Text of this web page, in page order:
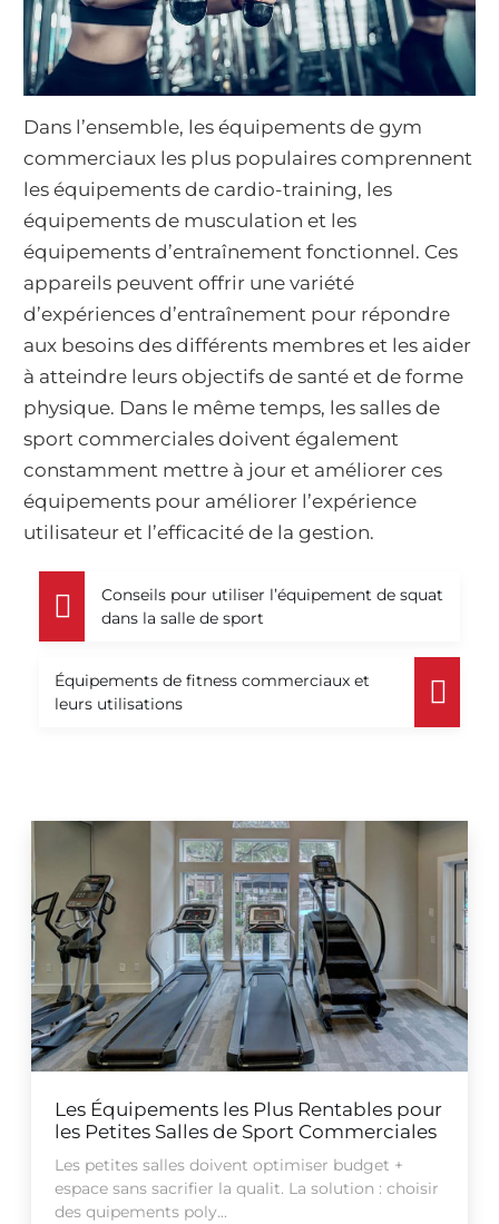
Dans l’ensemble, les équipements de gym
commerciaux les plus populaires comprennent
les équipements de cardio-training, les
équipements de musculation et les
équipements d’entraînement fonctionnel. Ces
appareils peuvent offrir une variété
d’expériences d’entraînement pour répondre
aux besoins des différents membres et les aider
à atteindre leurs objectifs de santé et de forme
physique. Dans le même temps, les salles de
sport commerciales doivent également
constamment mettre à jour et améliorer ces
équipements pour améliorer l’expérience
utilisateur et l’efficacité de la gestion.
Conseils pour utiliser l’équipement de squat
dans la salle de sport
Équipements de fitness commerciaux et
leurs utilisations
Les Équipements les Plus Rentables pour
les Petites Salles de Sport Commerciales
Les petites salles doivent optimiser budget +
espace sans sacrifier la qualit. La solution : choisir
des quipements poly...